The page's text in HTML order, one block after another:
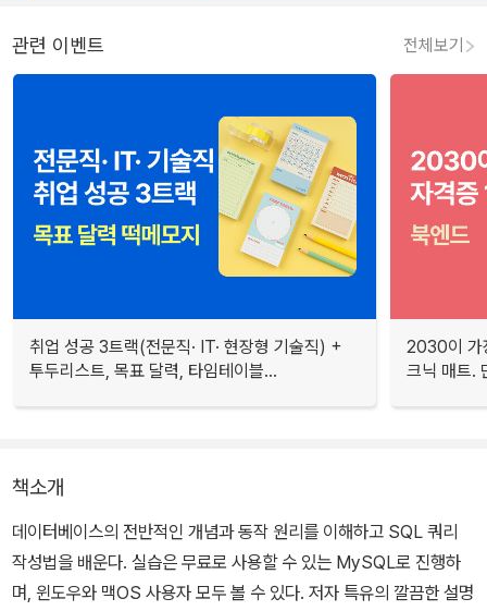
관련 이벤트 전체보기
취업 성공 3트랙(전문직· IT· 현장형 기술직) +
투두리스트, 목표 달력, 타임테이블...
2030이 가
크닉 매트.
책소개
데이터베이스의 전반적인 개념과 동작 원리를 이해하고 SQL 쿼리
작성법을 배운다. 실습은 무료로 사용할 수 있는 MySQL로 진행하
며, 윈도우와 맥OS 사용자 모두 볼 수 있다. 저자 특유의 깔끔한 설명